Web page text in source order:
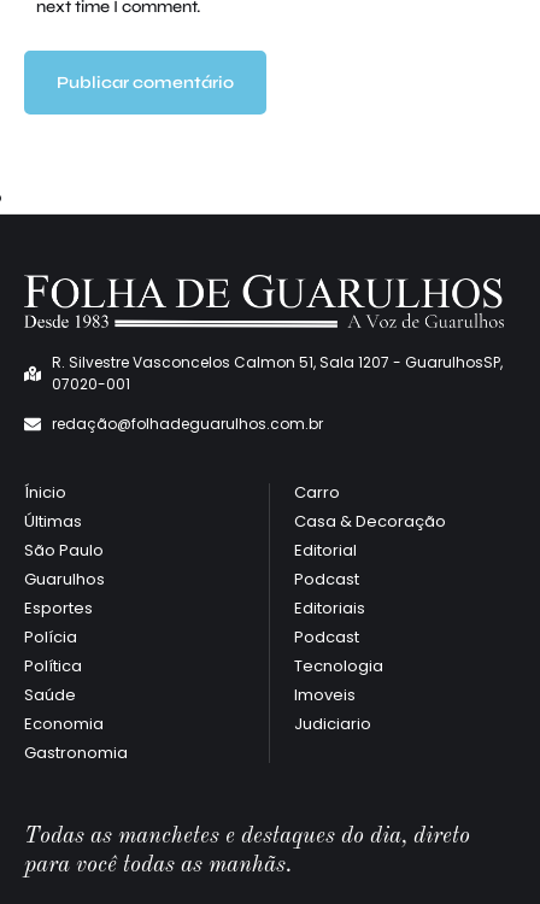
next time I comment.
R. Silvestre Vasconcelos Calmon 51, Sala 1207 - GuarulhosSP,
07020-001
redação@folhadeguarulhos.com.br
Ínicio
Últimas
São Paulo
Guarulhos
Esportes
Polícia
Política
Saúde
Economia
Gastronomia
Carro
Casa & Decoração
Editorial
Podcast
Editoriais
Podcast
Tecnologia
Imoveis
Judiciario
Todas as manchetes e destaques do dia, direto
para você todas as manhãs.